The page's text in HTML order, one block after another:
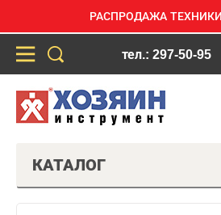
РАСПРОДАЖА ТЕХНИКИ
тел.: 297-50-95
КАТАЛОГ